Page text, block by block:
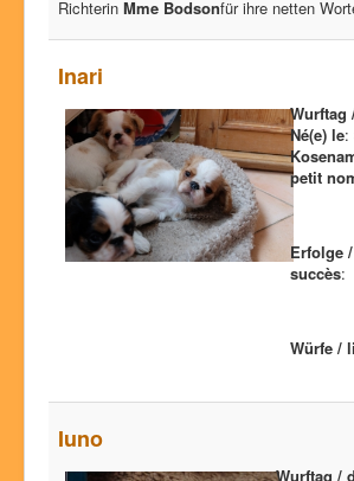
contact
Richterin Mme Bodsonfür ihre netten
Inari
Wurftag
Né(e) le:
petit
Erfolge
succès:
Würfe /
Iuno
Wurftag /